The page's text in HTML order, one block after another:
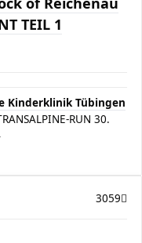
TEIL 1
Kinderklinik Tübingen
RUN 30.
3059